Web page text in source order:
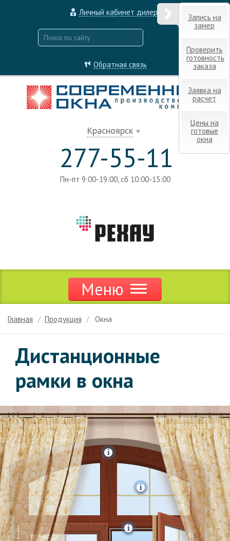
Запись на
замер
Проверить
готовность
заказа
Заявка на
расчет
Цены на
готовые
окна
Личный кабинет дилера
Обратная связь
Красноярск
277-55-11
Пн-пт 9:00-19:00, сб 10:00-15:00
Меню
Продукция
Дилерам
Цены
Сервис
Новости
Галерея
О компании
Контакты
Главная Продукция Окна
Дистанционные
рамки в окна